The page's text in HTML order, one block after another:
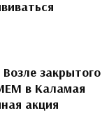
Возле закрытого
в Каламая
акция